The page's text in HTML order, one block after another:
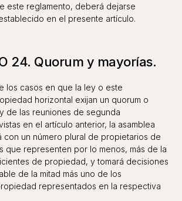
este reglamento, deberá dejarse
en el presente artículo.
24. Quorum y mayorías.
los casos en que la ley o este
horizontal exijan un quorum o
de las reuniones de segunda
en el artículo anterior, la asamblea
con un número plural de propietarios de
que representen por lo menos, más de la
de propiedad, y tomará decisiones
de la mitad más uno de los
representados en la respectiva